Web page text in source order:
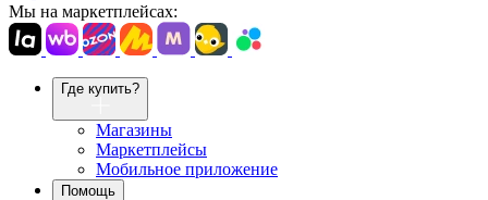
Мы на маркетплейсах:
Где купить?
Магазины
Маркетплейсы
Мобильное приложение
Помощь